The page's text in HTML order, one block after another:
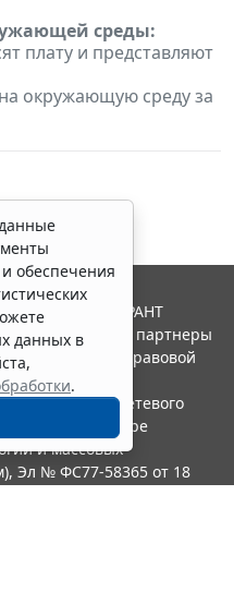
среды:
плату и представляют
окружающую среду за
обеспечения
данных в
.
Система ГАРАНТ
"Гарант" и ее партнеры
ассоциации правовой
в качестве сетевого
надзору в сфере
и массовых
Эл № ФС77-58365 от 18